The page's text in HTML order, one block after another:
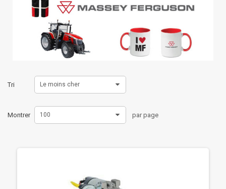
Tri Le moins cher
Montrer 100 par page